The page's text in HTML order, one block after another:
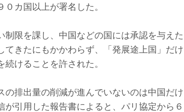
０カ国以上が署名した。
限を課し、中国などの国には承認を与えた
てきたにもかかわらず、「発展途上国」だけ
けることを許された。
排出量の削減が進んでいないのは中国だけ
引用した報告書によると、パリ協定から６